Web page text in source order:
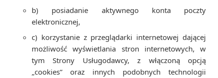
b) posiadanie aktywnego konta poczty
elektronicznej,
c) korzystanie z przeglądarki internetowej dającej
możliwość wyświetlania stron internetowych, w
tym Strony Usługodawcy, z włączoną opcją
„cookies” oraz innych podobnych technologii